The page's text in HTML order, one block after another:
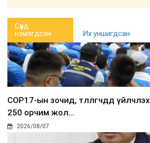
Сүүлд
нэмэгдсэн
Их уншигдсан
COP17-ын зочид, төлөөлөгчдөд үйлчлэх
250 орчим жол...
2026/08/07